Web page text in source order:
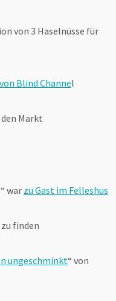
von 3 Haselnüsse für
Blind Channel
Markt
war zu Gast im Felleshus
finden
ungeschminkt“ von